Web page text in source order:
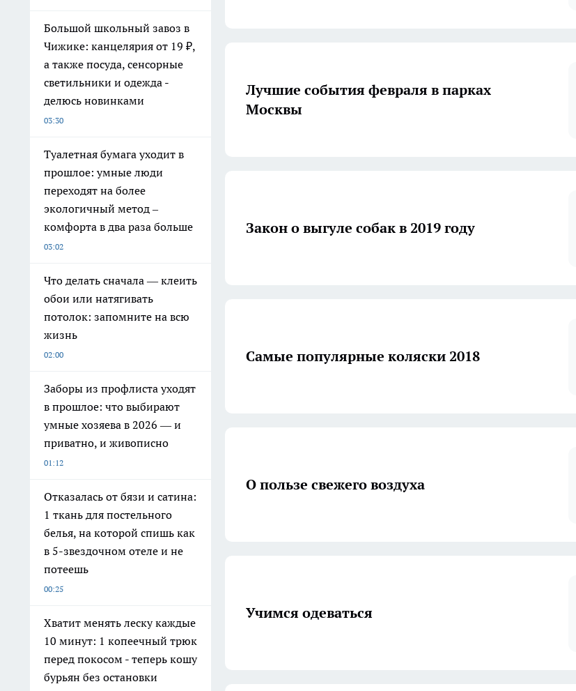
Большой школьный завоз в
Чижике: канцелярия от 19 ₽,
а также посуда, сенсорные
светильники и одежда -
делюсь новинками
03:30
Туалетная бумага уходит в
прошлое: умные люди
переходят на более
экологичный метод –
комфорта в два раза больше
03:02
Что делать сначала — клеить
обои или натягивать
потолок: запомните на всю
жизнь
02:00
Заборы из профлиста уходят
в прошлое: что выбирают
умные хозяева в 2026 — и
приватно, и живописно
01:12
Отказалась от бязи и сатина:
1 ткань для постельного
белья, на которой спишь как
в 5-звездочном отеле и не
потеешь
00:25
Хватит менять леску каждые
10 минут: 1 копеечный трюк
перед покосом - теперь кошу
бурьян без остановки
Лучшие события февраля в парках
Москвы
Закон о выгуле собак в 2019 году
Самые популярные коляски 2018
О пользе свежего воздуха
Учимся одеваться